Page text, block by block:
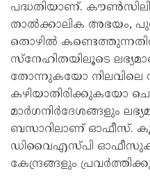
പദ്ധതിയാണ്‌.
താൽക്കാലിക അഭയം,
തൊഴിൽ
സ്നേഹിതയിലൂടെ
തോന്നുകയോ നിലവിലെ
കഴിയാതിരിക്കുകയോ
മാർഗനിർദേശങ്ങളും
ബസാറിലാണ് ഓഫീസ്.
ഡിവൈഎസ്പി
കേന്ദ്രങ്ങളും